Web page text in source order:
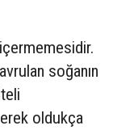
soğanın
oldukça